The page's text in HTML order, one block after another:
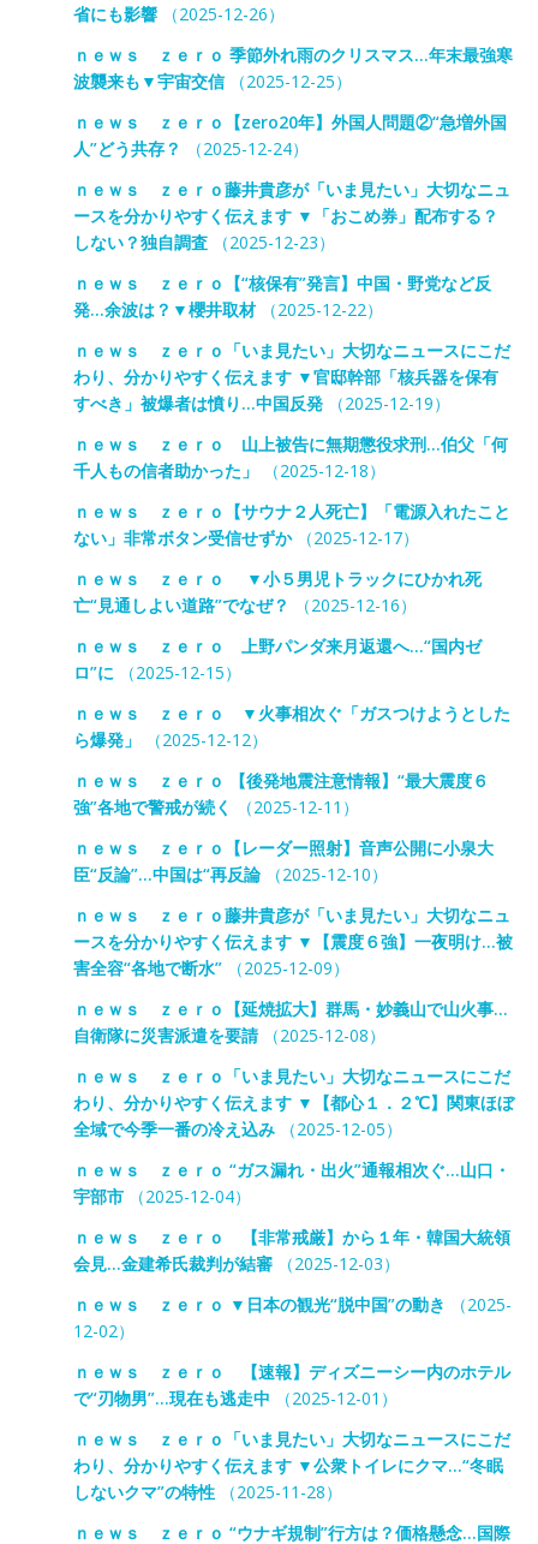
省にも影響（2025-12-26）
ｎｅｗｓ ｚｅｒｏ 季節外れ雨のクリスマス…年末最強寒
波襲来も▼宇宙交信（2025-12-25）
ｎｅｗｓ ｚｅｒｏ【zero20年】外国人問題②“急増外国
人”どう共存？
（2025-12-24）
ｎｅｗｓ ｚｅｒｏ藤井貴彦が「いま見たい」大切なニュ
ースを分かりやすく伝えます ▼「おこめ券」配布する？
しない？独自調査（2025-12-23）
ｎｅｗｓ ｚｅｒｏ【“核保有”発言】中国・野党など反
発…余波は？▼櫻井取材（2025-12-22）
ｎｅｗｓ ｚｅｒｏ「いま見たい」大切なニュースにこだ
わり、分かりやすく伝えます ▼官邸幹部「核兵器を保有
すべき」被爆者は憤り…中国反発（2025-12-19）
ｎｅｗｓ ｚｅｒｏ 山上被告に無期懲役求刑…伯父「何
千人もの信者助かった」
（2025-12-18）
ｎｅｗｓ ｚｅｒｏ【サウナ２人死亡】「電源入れたこと
ない」非常ボタン受信せずか（2025-12-17）
ｎｅｗｓ ｚｅｒｏ ▼小５男児トラックにひかれ死
亡“見通しよい道路”でなぜ？
（2025-12-16）
ｎｅｗｓ ｚｅｒｏ 上野パンダ来月返還へ…“国内ゼ
ロ”に （2025-12-15）
ｎｅｗｓ ｚｅｒｏ ▼火事相次ぐ「ガスつけようとした
ら爆発」
（2025-12-12）
ｎｅｗｓ ｚｅｒｏ 【後発地震注意情報】“最大震度６
強”各地で警戒が続く
（2025-12-11）
ｎｅｗｓ ｚｅｒｏ【レーダー照射】音声公開に小泉大
臣“反論”…中国は“再反論（2025-12-10）
ｎｅｗｓ ｚｅｒｏ藤井貴彦が「いま見たい」大切なニュ
ースを分かりやすく伝えます ▼【震度６強】一夜明け…被
害全容“各地で断水”（2025-12-09）
ｎｅｗｓ ｚｅｒｏ【延焼拡大】群馬・妙義山で山火事…
自衛隊に災害派遣を要請（2025-12-08）
ｎｅｗｓ ｚｅｒｏ「いま見たい」大切なニュースにこだ
わり、分かりやすく伝えます ▼【都心１．２℃】関東ほぼ
全域で今季一番の冷え込み（2025-12-05）
ｎｅｗｓ ｚｅｒｏ “ガス漏れ・出火”通報相次ぐ…山口・
宇部市（2025-12-04）
ｎｅｗｓ ｚｅｒｏ 【非常戒厳】から１年・韓国大統領
会見…金建希氏裁判が結審（2025-12-03）
ｎｅｗｓ ｚｅｒｏ ▼日本の観光“脱中国”の動き
（2025-
12-02）
ｎｅｗｓ ｚｅｒｏ 【速報】ディズニーシー内のホテル
で“刃物男”…現在も逃走中 （2025-12-01）
ｎｅｗｓ ｚｅｒｏ「いま見たい」大切なニュースにこだ
わり、分かりやすく伝えます ▼公衆トイレにクマ…“冬眠
しないクマ”の特性（2025-11-28）
ｎｅｗｓ ｚｅｒｏ “ウナギ規制”行方は？価格懸念…国際